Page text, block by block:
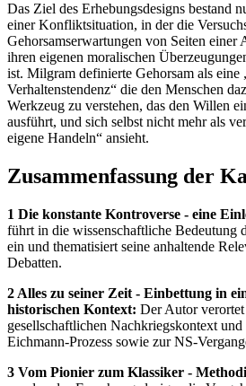
Das Ziel des Erhebungsdesigns bestand
einer Konfliktsituation, in der die
Gehorsamserwartungen von Seiten einer
ihren eigenen moralischen
ist. Milgram definierte Gehorsam als eine
Verhaltenstendenz“ die den Menschen
Werkzeug zu verstehen, das den Willen
ausführt, und sich selbst nicht mehr als
eigene Handeln“ ansieht.
Zusammenfassung der
1 Die konstante Kontroverse - eine
führt in die wissenschaftliche Bedeutung
ein und thematisiert seine anhaltende
Debatten.
2 Alles zu seiner Zeit - Einbettung in
historischen Kontext: Der Autor
gesellschaftlichen Nachkriegskontext
Eichmann-Prozess sowie zur NS-
3 Vom Pionier zum Klassiker -